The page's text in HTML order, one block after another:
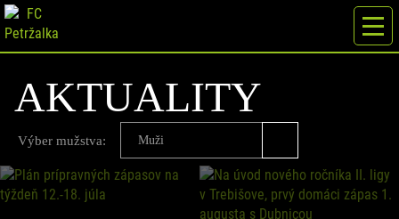
AKTUALITY
Výber mužstva: Muži